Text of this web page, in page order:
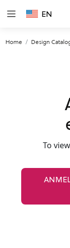
EN
Home Design
To